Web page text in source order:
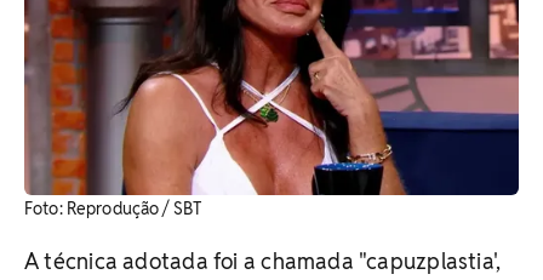
Foto: Reprodução / SBT
A técnica adotada foi a chamada "capuzplastia',